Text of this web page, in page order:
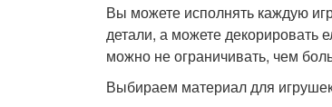
Вы можете исполнять каждую
детали, а можете декорировать
можно не ограничивать, чем
Выбираем материал для